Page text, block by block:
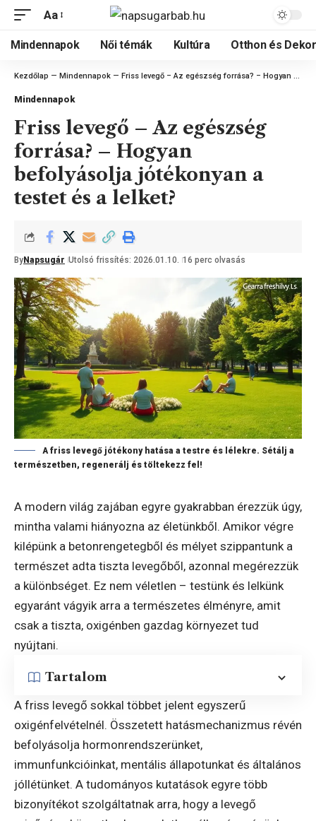
Aa
Mindennapok Női témák Kultúra Otthon és
Kezdőlap — Mindennapok — Friss levegő – Az egészség forrása? – Hogyan befolyásolja jótékonyan a testet és a lelket?
Mindennapok
Friss levegő – Az egészség
forrása? – Hogyan
befolyásolja jótékonyan a
testet és a lelket?
By Napsugár Utolsó frissítés: 2026.01.10. 16 perc olvasás
A friss levegő jótékony hatása a testre és lélekre. Sétálj a
természetben, regenerálj és töltekezz fel!
A modern világ zajában egyre gyakrabban érezzük úgy,
mintha valami hiányozna az életünkből. Amikor végre
kilépünk a betonrengetegből és mélyet szippantunk a
természet adta tiszta levegőből, azonnal megérezzük
a különbséget. Ez nem véletlen – testünk és lelkünk
egyaránt vágyik arra a természetes élményre, amit
csak a tiszta, oxigénben gazdag környezet tud
nyújtani.
Tartalom
A friss levegő sokkal többet jelent egyszerű
oxigénfelvételnél. Összetett hatásmechanizmus révén
befolyásolja hormonrendszerünket,
immunfunkcióinkat, mentális állapotunkat és általános
jóllétünket. A tudományos kutatások egyre több
bizonyítékot szolgáltatnak arra, hogy a levegő